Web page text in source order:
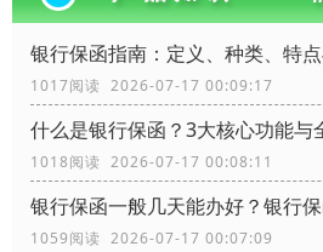
银行保函指南：定义、种类、特
1017阅读 2026-07-17 00:09:17
什么是银行保函？3大核心功能与
1018阅读 2026-07-17 00:08:11
1059阅读 2026-07-17 00:07:09